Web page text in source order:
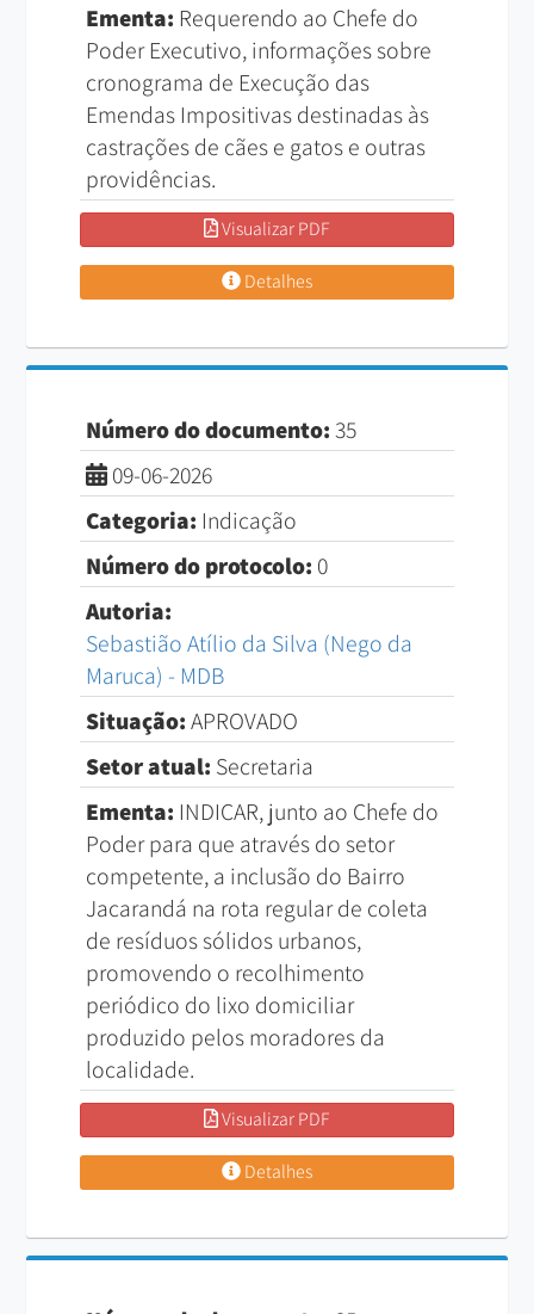
Ementa: Requerendo ao Chefe do
Poder Executivo, informações sobre
cronograma de Execução das
Emendas Impositivas destinadas às
castrações de cães e gatos e outras
providências.
Visualizar PDF
Detalhes
Número do documento:35
09-06-2026
Categoria: Indicação
Número do protocolo: 0
Autoria:
Sebastião Atílio da Silva (Nego da
Maruca) - MDB
Situação:APROVADO
Setor atual: Secretaria
Ementa: INDICAR, junto ao Chefe do
Poder para que através do setor
competente, a inclusão do Bairro
Jacarandá na rota regular de coleta
de resíduos sólidos urbanos,
promovendo o recolhimento
periódico do lixo domiciliar
produzido pelos moradores da
localidade.
Visualizar PDF
Detalhes